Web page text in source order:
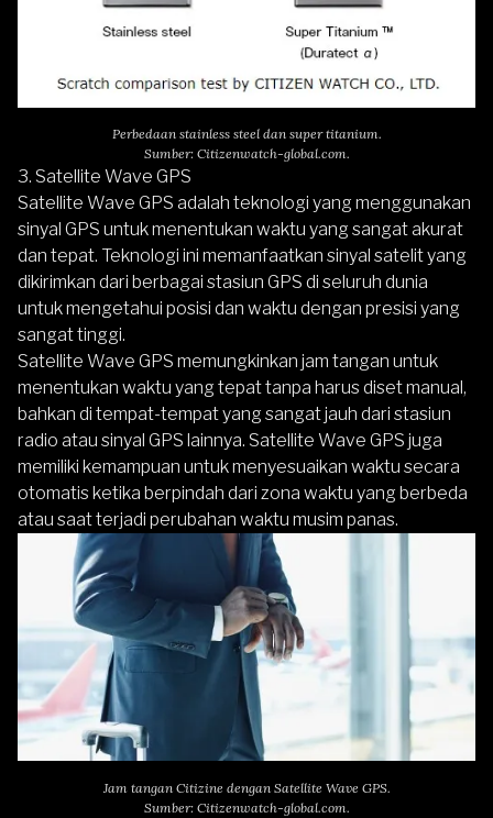
Perbedaan stainless steel dan super titanium.
Sumber: Citizenwatch-global.com.
3. Satellite Wave GPS
Satellite Wave GPS adalah teknologi yang menggunakan
sinyal GPS untuk menentukan waktu yang sangat akurat
dan tepat. Teknologi ini memanfaatkan sinyal satelit yang
dikirimkan dari berbagai stasiun GPS di seluruh dunia
untuk mengetahui posisi dan waktu dengan presisi yang
sangat tinggi.
Satellite Wave GPS memungkinkan jam tangan untuk
menentukan waktu yang tepat tanpa harus diset manual,
bahkan di tempat-tempat yang sangat jauh dari stasiun
radio atau sinyal GPS lainnya. Satellite Wave GPS juga
memiliki kemampuan untuk menyesuaikan waktu secara
otomatis ketika berpindah dari zona waktu yang berbeda
atau saat terjadi perubahan waktu musim panas.
Jam tangan Citizine dengan Satellite Wave GPS.
Sumber: Citizenwatch-global.com.